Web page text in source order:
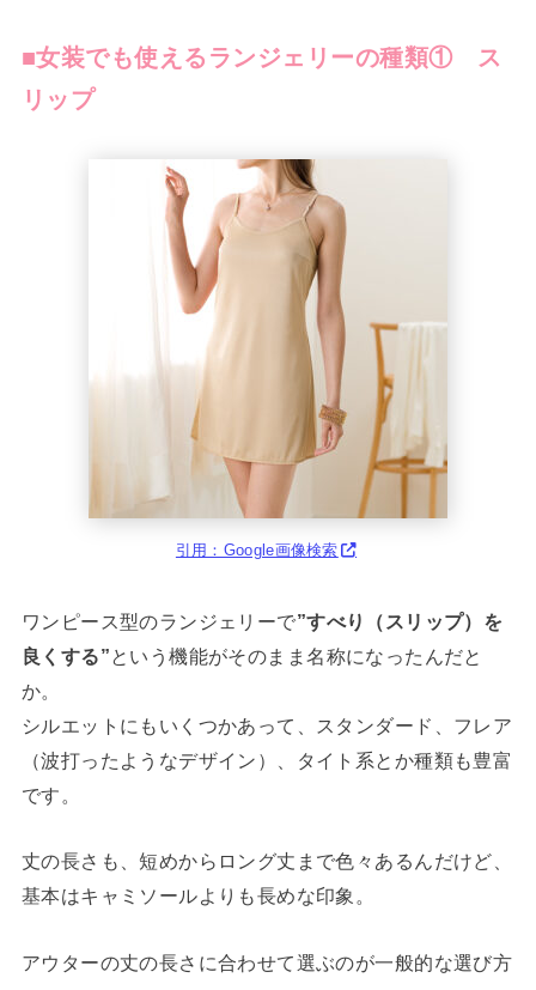
■女装でも使えるランジェリーの種類① ス
リップ
引用：Google画像検索
ワンピース型のランジェリーで”すべり（スリップ）を
良くする”という機能がそのまま名称になったんだと
か。
シルエットにもいくつかあって、スタンダード、フレア
（波打ったようなデザイン）、タイト系とか種類も豊富
です。
丈の長さも、短めからロング丈まで色々あるんだけど、
基本はキャミソールよりも長めな印象。
アウターの丈の長さに合わせて選ぶのが一般的な選び方